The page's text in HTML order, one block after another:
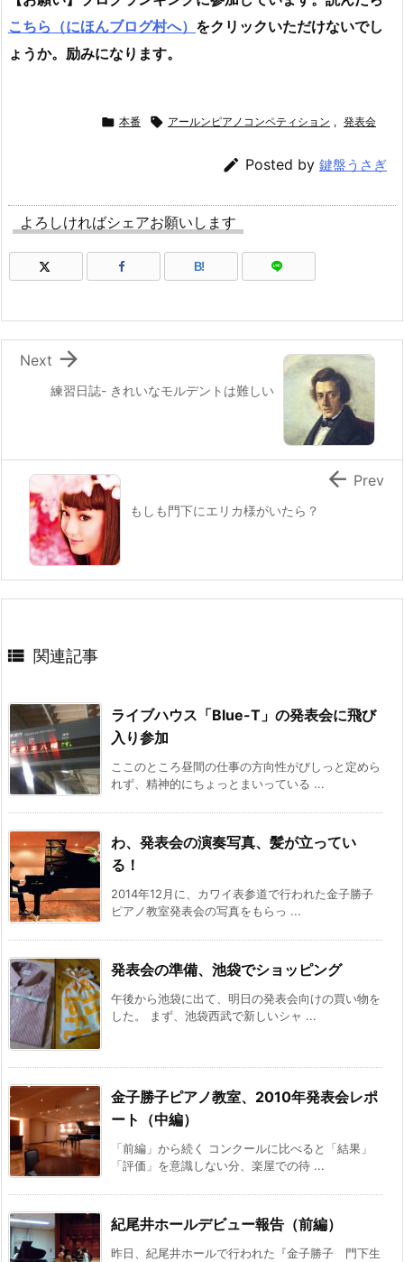
こちら（にほんブログ村へ） をクリックいただけないでし
ょうか。励みになります。
 本番  アールンピアノコンペティション , 発表会
 Posted by 鍵盤うさぎ
よろしければシェアお願いします
B!
練習日誌- きれいなモルデントは難しい

Next
もしも門下にエリカ様がいたら？
 Prev
 関連記事
ライブハウス「Blue-T」の発表会に飛び
入り参加
ここのところ昼間の仕事の方向性がびしっと定めら
れず、精神的にちょっとまいっている ...
わ、発表会の演奏写真、髪が立ってい
る！
2014年12月に、カワイ表参道で行われた金子勝子
ピアノ教室発表会の写真をもらっ ...
発表会の準備、池袋でショッピング
午後から池袋に出て、明日の発表会向けの買い物を
した。 まず、池袋西武で新しいシャ ...
金子勝子ピアノ教室、2010年発表会レポ
ート（中編）
「前編」から続く コンクールに比べると「結果」
「評価」を意識しない分、楽屋での待 ...
紀尾井ホールデビュー報告（前編）
昨日、紀尾井ホールで行われた『金子勝子 門下生